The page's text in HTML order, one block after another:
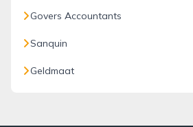
Govers Accountants
Sanquin
Geldmaat